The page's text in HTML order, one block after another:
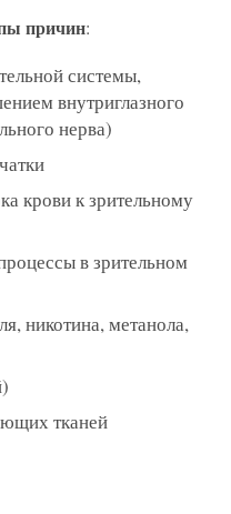
причин:
системы,
внутриглазного
нерва)
крови к зрительному
в зрительном
никотина, метанола,
тканей